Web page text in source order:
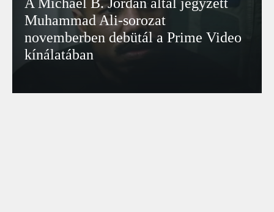
Muhammad Ali-sorozat
novemberben debütál a Prime Video
kínálatában